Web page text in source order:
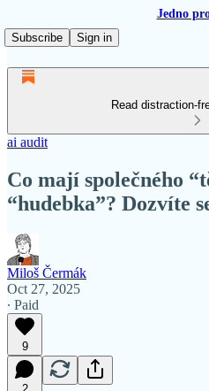
Jedno
Subscribe
Sign in
Read distraction-
ai audit
Co mají společného
“hudebka”? Dozvíte
Miloš Čermák
Oct 27, 2025
∙ Paid
9